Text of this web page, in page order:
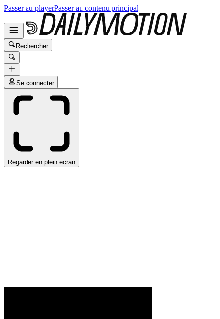
Passer au playerPasser au contenu principal
Rechercher
Se connecter
Regarder en plein écran